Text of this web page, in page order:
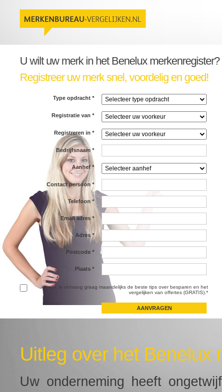
U wilt uw merk in het Benelux merkenregister?
Registreer uw merk snel, voordelig en goed!
Type opdracht *
Registratie van *
Registreren in *
Bedrijfsnaam*
Aanhef*
Contact persoon*
Telefoon *
Email adres *
Adres*
Postcode *
Plaats *
Ja, ik ontvang graag maandelijks de beste tips over besparen en het
vergelijken van offertes (GRATIS).*
Uitleg over het Benelux
Uw onderneming heeft